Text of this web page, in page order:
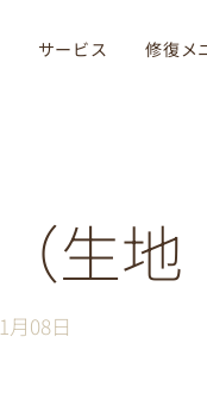
サービス 修復メ
生地
月08日